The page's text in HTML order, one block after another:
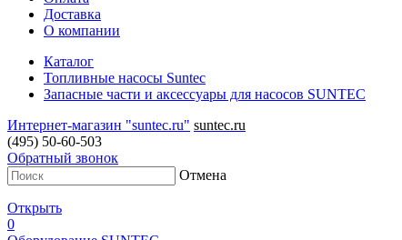
Доставка
О компании
Каталог
Топливные насосы Suntec
Запасные части и аксессуары для насосов SUNTEC
Интернет-магазин "suntec.ru" suntec.ru
(495) 50-60-503
Обратный звонок
Отмена
Открыть
0